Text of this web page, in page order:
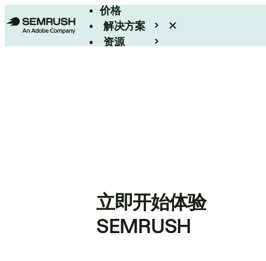
价格
解决方案
资源
立即开始体验
SEMRUSH